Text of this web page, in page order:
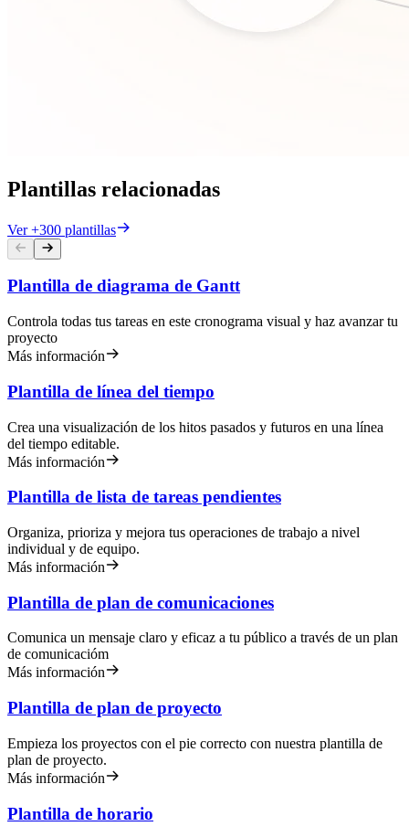
Plantillas relacionadas
Ver +300 plantillas
Plantilla de diagrama de Gantt
Controla todas tus tareas en este cronograma visual y haz avanzar tu
proyecto
Más información
Plantilla de línea del tiempo
Crea una visualización de los hitos pasados y futuros en una línea
del tiempo editable.
Más información
Plantilla de lista de tareas pendientes
Organiza, prioriza y mejora tus operaciones de trabajo a nivel
individual y de equipo.
Más información
Plantilla de plan de comunicaciones
Comunica un mensaje claro y eficaz a tu público a través de un plan
de comunicacióm
Más información
Plantilla de plan de proyecto
Empieza los proyectos con el pie correcto con nuestra plantilla de
plan de proyecto.
Más información
Plantilla de horario